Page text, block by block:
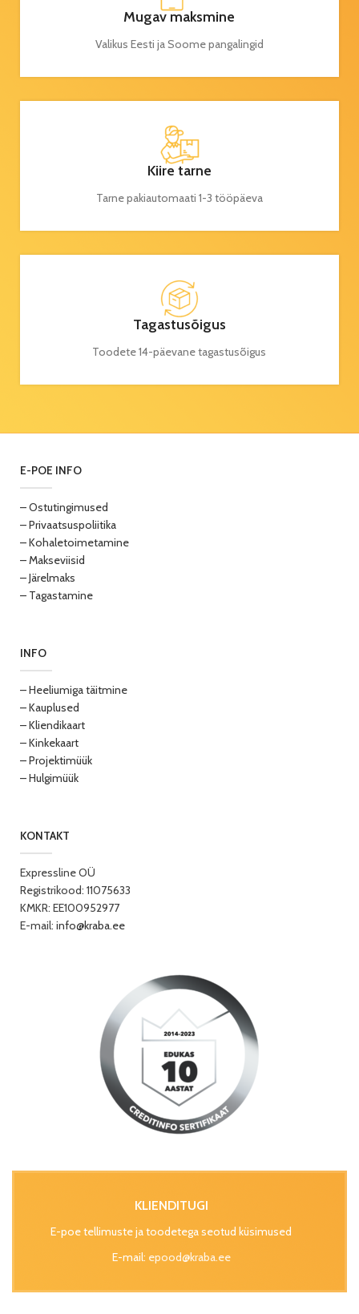
Mugav maksmine
Valikus Eesti ja Soome pangalingid
Kiire tarne
Tarne pakiautomaati 1-3 tööpäeva
Tagastusõigus
Toodete 14-päevane tagastusõigus
E-POE INFO
– Ostutingimused
– Privaatsuspoliitika
– Kohaletoimetamine
– Makseviisid
– Järelmaks
– Tagastamine
INFO
– Heeliumiga täitmine
– Kauplused
– Kliendikaart
– Kinkekaart
– Projektimüük
– Hulgimüük
KONTAKT
Expressline OÜ
Registrikood: 11075633
KMKR: EE100952977
E-mail: info@kraba.ee
KLIENDITUGI
E-poe tellimuste ja toodetega seotud küsimused
E-mail: epood@kraba.ee